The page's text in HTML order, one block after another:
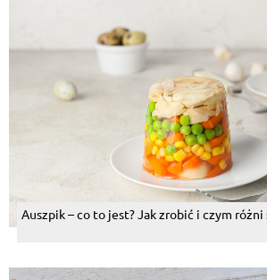
Auszpik – co to jest? Jak zrobić i czym różni